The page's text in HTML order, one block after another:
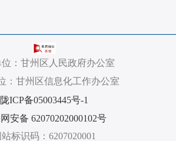
位：甘州区人民政府办公室
：甘州区信息化工作办公室
陇ICP备05003445号-1
安备 62070202000102号
站标识码：6207020001